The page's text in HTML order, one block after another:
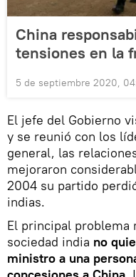
China
tensiones en la
5 de septiembre 2020,
El jefe del Gobierno
y se reunió con los
general, las
mejoraron
2004 su partido
indias.
El principal problema
sociedad india no
ministro a una